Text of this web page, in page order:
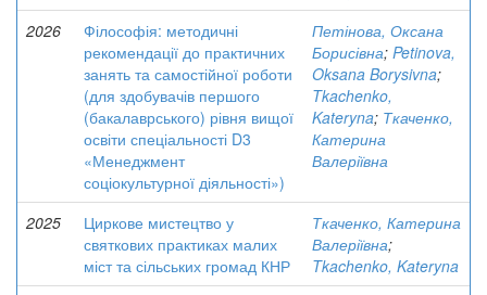
2026
Філософія: методичні
рекомендації до практичних
занять та самостійної роботи
(для здобувачів першого
(бакалаврського) рівня вищої
освіти спеціальності D3
«Менеджмент
соціокультурної діяльності»)
Петінова, Оксана
Борисівна; Petinova,
Oksana Borysivna;
Tkachenko,
Kateryna; Ткаченко,
Катерина
Валеріївна
2025
Циркове мистецтво у
святкових практиках малих
міст та сільських громад КНР
Ткаченко, Катерина
Валеріївна;
Tkachenko, Kateryna